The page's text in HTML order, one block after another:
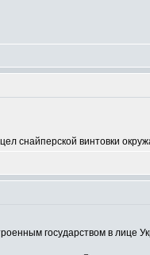
снайперской винтовки
государством в лице